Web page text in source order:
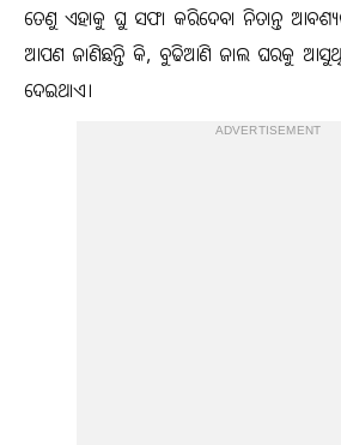
ତେଣୁ ଏହାକୁ ଘୁ ସଫା କରିଦେବା ନିତାନ୍ତ
ଆପଣ ଜାଣିଛନ୍ତି କି, ବୁଢିଆଣି ଜାଲ ଘରକୁ
ଦେଇଥାଏ।
ADVERTISEMENT